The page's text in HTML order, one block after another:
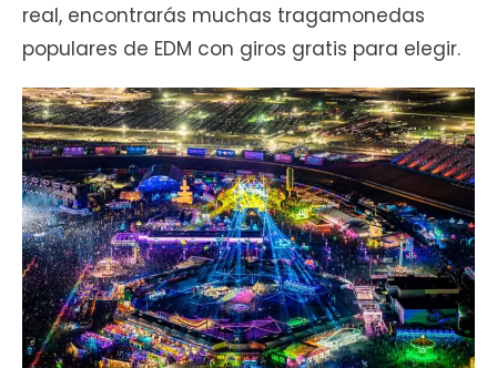
real, encontrarás muchas tragamonedas
populares de EDM con giros gratis para elegir.